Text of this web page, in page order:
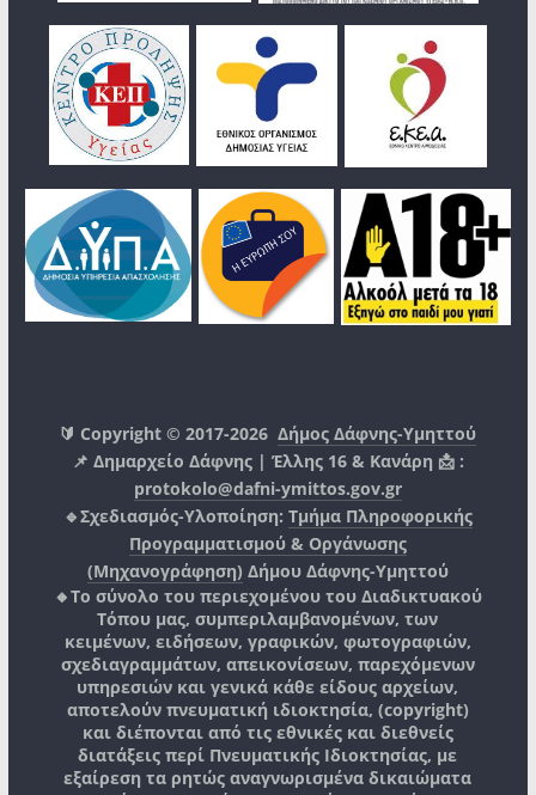
🔰 Copyright © 2017-2026Δήμος Δάφνης-Υμηττού
📌 Δημαρχείο Δάφνης | Έλλης 16 & Κανάρη 📩 :
protokolo@dafni-ymittos.gov.gr
🔹Σχεδιασμός-Υλοποίηση: Τμήμα Πληροφορικής
Προγραμματισμού & Οργάνωσης
(Μηχανογράφηση) Δήμου Δάφνης-Υμηττού
🔸Το σύνολο του περιεχομένου του Διαδικτυακού
Τόπου μας, συμπεριλαμβανομένων, των
κειμένων, ειδήσεων, γραφικών, φωτογραφιών,
σχεδιαγραμμάτων, απεικονίσεων, παρεχόμενων
υπηρεσιών και γενικά κάθε είδους αρχείων,
αποτελούν πνευματική ιδιοκτησία, (copyright)
και διέπονται από τις εθνικές και διεθνείς
διατάξεις περί Πνευματικής Ιδιοκτησίας, με
εξαίρεση τα ρητώς αναγνωρισμένα δικαιώματα